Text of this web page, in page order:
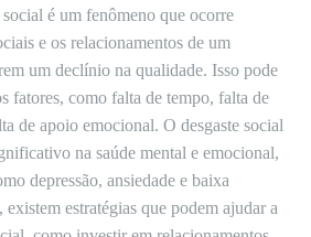
é um fenômeno que ocorre
e os relacionamentos de um
um declínio na qualidade. Isso pode
fatores, como falta de tempo, falta de
de apoio emocional. O desgaste social
na saúde mental e emocional,
depressão, ansiedade e baixa
estratégias que podem ajudar a